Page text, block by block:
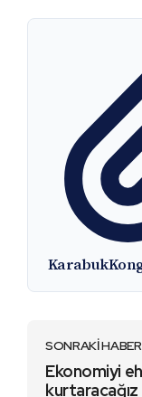
SONRAKİ HABER
Ekonomiyi
kurtaracağız